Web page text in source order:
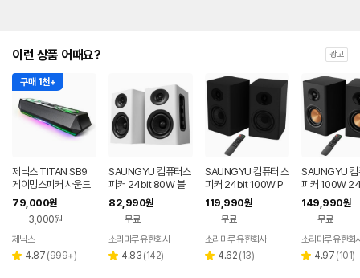
이런 상품 어때요? 광고
구매 1천+
제닉스 TITAN SB9
게이밍스피커 사운드
바 컴퓨터스피커
79,000원
3,000원
페이
제닉스
별 4.87 리
(999+)
SAUNGYU 컴퓨터스
피커 24bit 80W 블
루투스 USB DAC AU
X 옵티컬 연결
82,990원
무료
소리마루 유한회사
별 4.83 리
(142)
SAUNGYU 컴퓨터 스
피커 24bit 100W P
C 블루투스 게이밍 BK
4020D 3세대
119,990원
무료
소리마루 유한회사
별 4.62 리
(13)
SAUNGYU 컴
피커 100W
디오 2채널 PC
블루투스 연결
149,990원
무료
소리마루 유한회
별 4.97 리
(101)